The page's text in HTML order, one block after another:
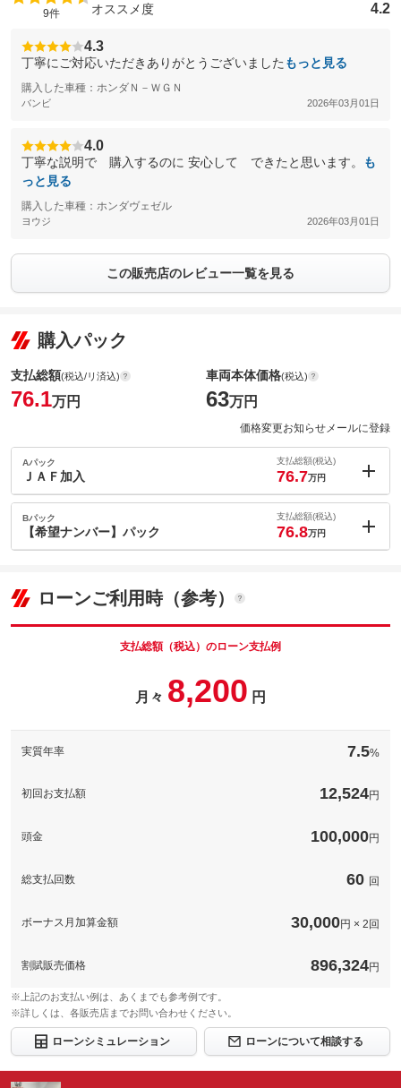
9件 オススメ度 4.2
4.3
丁寧にご対応いただきありがとうございました もっと見る
購入した車種：ホンダＮ－ＷＧＮ
バンビ 2026年03月01日
4.0
丁寧な説明で 購入するのに 安心して できたと思います。
も
っと見る
購入した車種：ホンダヴェゼル
ヨウジ 2026年03月01日
この販売店のレビュー一覧を見る
購入パック
支払総額(税込/リ済込)
76.1万円
車両本体価格(税込)
63万円
価格変更お知らせメールに登録
Aパック
ＪＡＦ加入
支払総額(税込)
76.7万円
内：オプシ
ョン価格
(税込)
車両本体価
サービスを提供しております。 「バッテリー上がり」や「キー
閉じこみ」などでお困りの際、ＪＡＦ会員はほとんどの場合で料
備考
Bパック
【希望ナンバー】パック
支払総額(税込)
76.8万円
車両本体価
す。※人気の数字等は、抽選になることがございます。ご了承く
備考
ローンご利用時（参考）
支払総額（税込）のローン支払例
月々 8,200 円
実質年率 7.5%
初回お支払額 12,524円
頭金 100,000円
総支払回数 60 回
ボーナス月加算金額 30,000円 × 2回
割賦販売価格 896,324円
※上記のお支払い例は、あくまでも参考例です。
※詳しくは、各販売店までお問い合わせください。
ローンシミュレーション ローンについて相談する